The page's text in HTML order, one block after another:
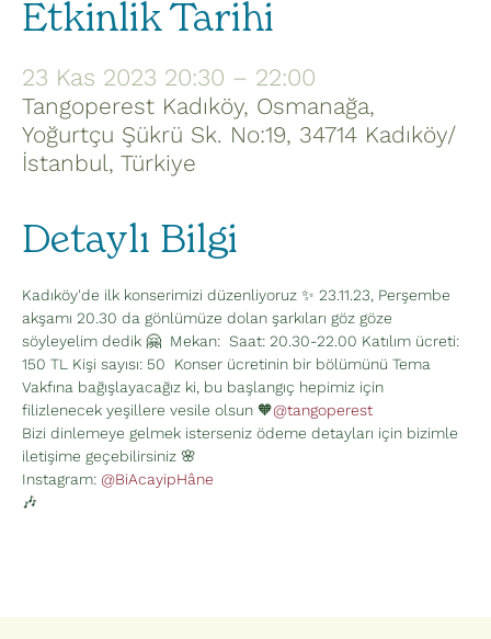
Etkinlik Tarihi
23 Kas 2023 20:30 – 22:00
Tangoperest Kadıköy, Osmanağa,
Yoğurtçu Şükrü Sk. No:19, 34714 Kadıköy/
İstanbul, Türkiye
Detaylı Bilgi
Kadıköy'de ilk konserimizi düzenliyoruz ✨ 23.11.23, Perşembe
akşamı 20.30 da gönlümüze dolan şarkıları göz göze
söyleyelim dedik 🤗  Mekan: Saat: 20.30-22.00 Katılım ücreti:
150 TL Kişi sayısı: 50  Konser ücretinin bir bölümünü Tema
Vakfına bağışlayacağız ki, bu başlangıç hepimiz için
filizlenecek yeşillere vesile olsun 🧡@tangoperest
Bizi dinlemeye gelmek isterseniz ödeme detayları için bizimle
iletişime geçebilirsiniz 🌸
Instagram: @BiAcayipHâne
🎶